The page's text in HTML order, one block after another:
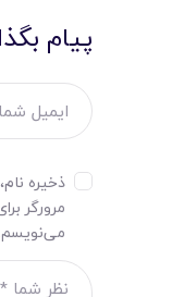
پیام
ذخیره
مرورگر
می‌نویسم.